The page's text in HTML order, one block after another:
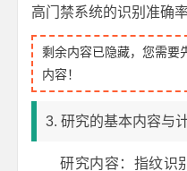
高门禁系统的识别准确
剩余内容已隐藏，您需要
内容！
3. 研究的基本内容与
研究内容：指纹识